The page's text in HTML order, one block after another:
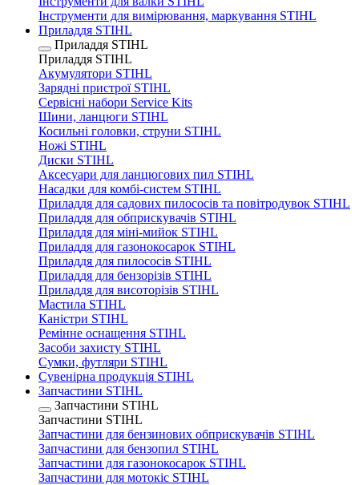
Інструменти для вимірювання, маркування STIHL
Приладдя STIHL
Приладдя STIHL
Приладдя STIHL
Акумулятори STIHL
Зарядні пристрої STIHL
Сервісні набори Service Kits
Шини, ланцюги STIHL
Косильні головки, струни STIHL
Ножі STIHL
Диски STIHL
Аксесуари для ланцюгових пил STIHL
Насадки для комбі-систем STIHL
Приладдя для садових пилососів та повітродувок STIHL
Приладдя для обприскувачів STIHL
Приладдя для міні-мийок STIHL
Приладдя для газонокосарок STIHL
Приладдя для пилососів STIHL
Приладдя для бензорізів STIHL
Приладдя для висоторізів STIHL
Мастила STIHL
Каністри STIHL
Ремінне оснащення STIHL
Засоби захисту STIHL
Сумки, футляри STIHL
Сувенірна продукція STIHL
Запчастини STIHL
Запчастини STIHL
Запчастини STIHL
Запчастини для бензинових обприскувачів STIHL
Запчастини для бензопил STIHL
Запчастини для газонокосарок STIHL
Запчастини для мотокіс STIHL